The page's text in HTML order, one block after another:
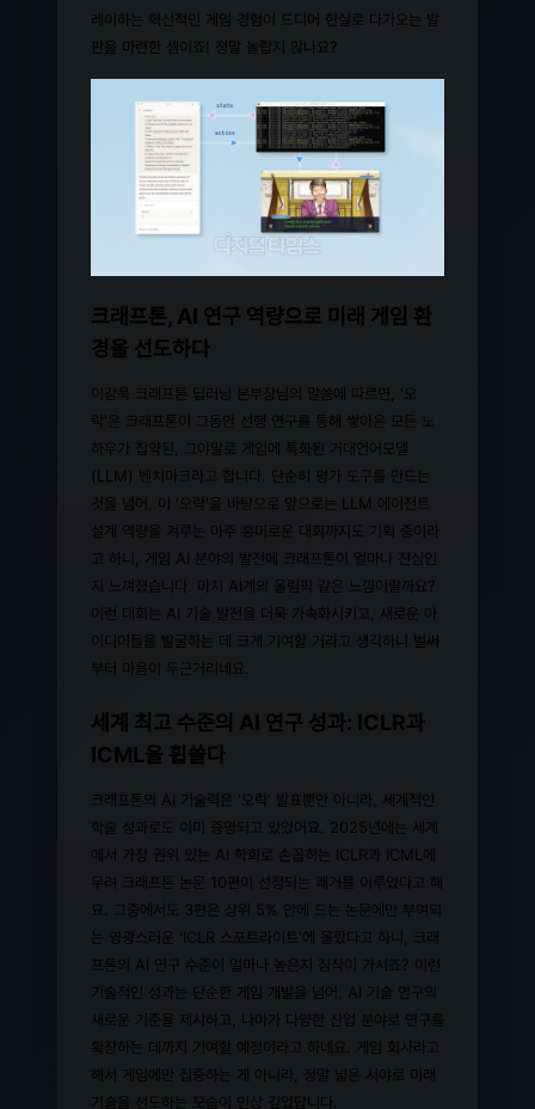
레이하는 혁신적인 게임 경험이 드디어 현실로 다가오는 발
판을 마련한 셈이죠! 정말 놀랍지 않나요?
크래프톤, AI 연구 역량으로 미래 게임 환
경을 선도하다
이강욱 크래프톤 딥러닝 본부장님의 말씀에 따르면, '오
락'은 크래프톤이 그동안 선행 연구를 통해 쌓아온 모든 노
하우가 집약된, 그야말로 게임에 특화된 거대언어모델
(LLM) 벤치마크라고 합니다. 단순히 평가 도구를 만드는
것을 넘어, 이 '오락'을 바탕으로 앞으로는 LLM 에이전트
설계 역량을 겨루는 아주 흥미로운 대회까지도 기획 중이라
고 하니, 게임 AI 분야의 발전에 크래프톤이 얼마나 진심인
지 느껴졌습니다. 마치 AI계의 올림픽 같은 느낌이랄까요?
이런 대회는 AI 기술 발전을 더욱 가속화시키고, 새로운 아
이디어들을 발굴하는 데 크게 기여할 거라고 생각하니 벌써
부터 마음이 두근거리네요.
세계 최고 수준의 AI 연구 성과: ICLR과
ICML을 휩쓸다
크래프톤의 AI 기술력은 '오락' 발표뿐만 아니라, 세계적인
학술 성과로도 이미 증명되고 있었어요. 2025년에는 세계
에서 가장 권위 있는 AI 학회로 손꼽히는 ICLR과 ICML에
무려 크래프톤 논문 10편이 선정되는 쾌거를 이루었다고 해
요. 그중에서도 3편은 상위 5% 안에 드는 논문에만 부여되
는 영광스러운 'ICLR 스포트라이트'에 올랐다고 하니, 크래
프톤의 AI 연구 수준이 얼마나 높은지 짐작이 가시죠? 이런
기술적인 성과는 단순한 게임 개발을 넘어, AI 기술 연구의
새로운 기준을 제시하고, 나아가 다양한 산업 분야로 연구를
확장하는 데까지 기여할 예정이라고 하네요. 게임 회사라고
해서 게임에만 집중하는 게 아니라, 정말 넓은 시야로 미래
기술을 선도하는 모습이 인상 깊었답니다.